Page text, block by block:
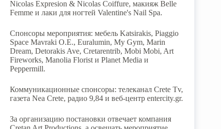
Nicolas Expresion & Nicolas Coiffure, макияж Belle
Femme и лаки для ногтей Valentine's Nail Spa.
Спонсоры мероприятия: мебель Katsirakis, Piaggio
Space Mavraki O.E., Euralumin, My Gym, Marin
Dream, Detorakis Ave, Cretarentrib, Mobi Mobi, Art
Fireworks, Manolia Florist и Planet Media и
Peppermill.
Коммуникационные спонсоры: телеканал Crete Tv,
газета Nea Crete, радио 9,84 и веб-центр entercity.gr.
За организацию постановки отвечает компания